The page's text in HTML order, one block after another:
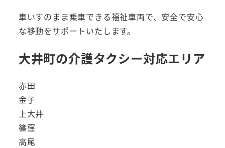
車いすのまま乗車できる福祉車両で、安全で安心
な移動をサポートいたします。
大井町の介護タクシー対応エリア
赤田
金子
上大井
篠窪
高尾